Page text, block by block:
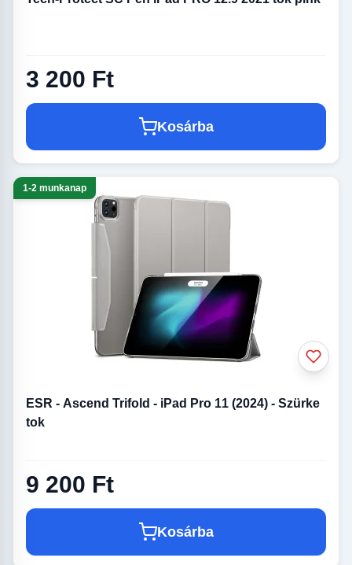
3 200 Ft
Kosárba
1-2 munkanap
ESR - Ascend Trifold - iPad Pro 11 (2024) - Szürke
tok
9 200 Ft
Kosárba